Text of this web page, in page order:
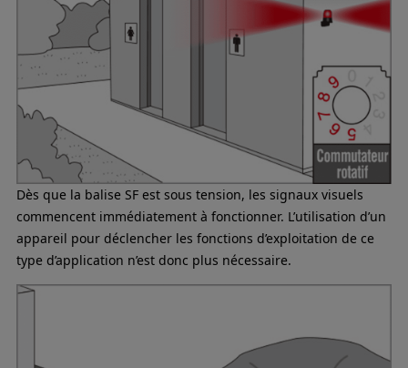
Dès que la balise SF est sous tension, les signaux visuels
commencent immédiatement à fonctionner. L’utilisation d’un
appareil pour déclencher les fonctions d’exploitation de ce
type d’application n’est donc plus nécessaire.